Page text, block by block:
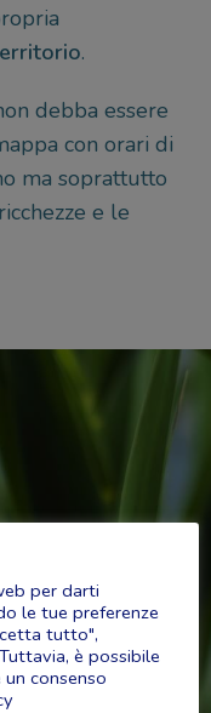
.
debba essere
con orari di
ma soprattutto
e le
per darti
le tue preferenze
tutto",
è possibile
consenso